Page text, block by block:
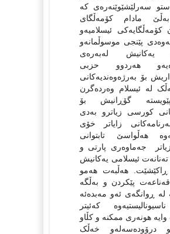
سەرلێشێوێنەرەی کە
مادام کۆمەڵگای
کۆمەڵگایەکی ئیسلامیەو
پێنجی موسوڵمانەو
یەکانیش لەبەرەی
هەردوو حزبی
بۆ بەرژەوەندیەکانی
لە ئیسلام وەردەگرن
گۆڕانیش بۆ
کورسی زیاترو بەدی
زایاتر خۆی
هەڵواسێ تابتوانی
جەماوەری پارتی و
ئیسلامی یەکانیش
هەڵبەت هەمو
پێکردن و بەڵگە
لە ڕوانگەی ئەو مەبدەئە
کەئیتر
هونەری ممکنە و کڵاو
درۆودەسەلەو خەڵک